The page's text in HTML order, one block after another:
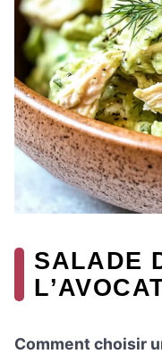
SALADE
Comment choisir